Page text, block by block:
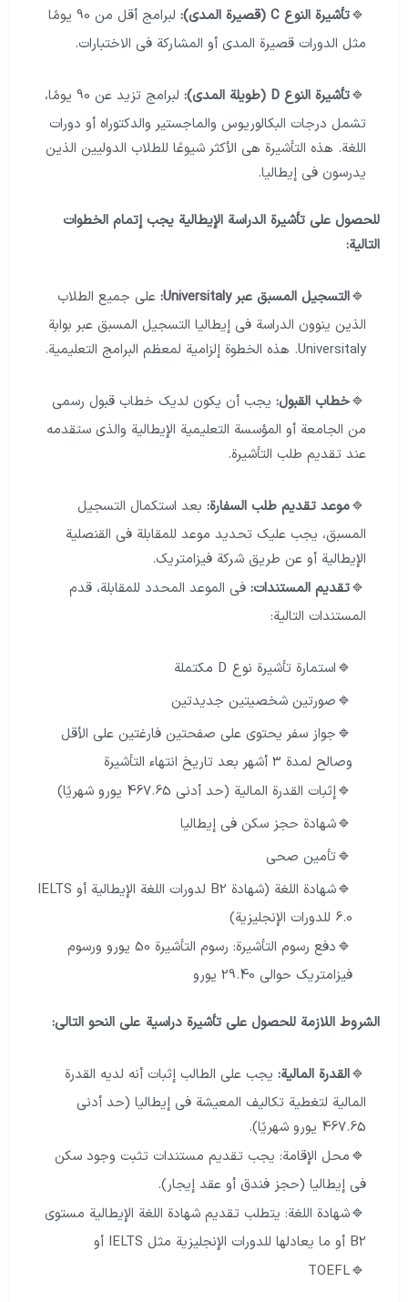
تأشيرة النوع (قصيرة المدى):
لبرامج أقل من 90 يومًا
مثل الدورات قصيرة المدى أو المشاركة في الاختبارات.
تأشيرة النوع (طويلة المدى):
لبرامج تزيد عن 90 يومًا،
تشمل درجات البكالوريوس والماجستير والدكتوراه أو دورات
اللغة. هذه التأشيرة هي الأكثر شيوعًا للطلاب الدوليين الذين
يدرسون في إيطاليا.
للحصول على تأشيرة الدراسة الإيطالية يجب إتمام الخطوات
التالية:
التسجيل المسبق عبر Universitaly:
على جميع الطلاب
الذين ينوون الدراسة في إيطاليا التسجيل المسبق عبر بوابة
Universitaly. هذه الخطوة إلزامية لمعظم البرامج التعليمية.
خطاب القبول: يجب أن يكون لديك خطاب قبول رسمي
من الجامعة أو المؤسسة التعليمية الإيطالية والذي ستقدمه
عند تقديم طلب التأشيرة.
موعد تقديم طلب السفارة: بعد استكمال التسجيل
المسبق، يجب عليك تحديد موعد للمقابلة في القنصلية
الإيطالية أو عن طريق شركة فيزامتريك.
تقديم المستندات: في الموعد المحدد للمقابلة، قدم
المستندات التالية:
استمارة تأشيرة نوع D مكتملة
صورتين شخصيتين جديدتين
جواز سفر يحتوي على صفحتين فارغتين على الأقل
وصالح لمدة 3 أشهر بعد تاريخ انتهاء التأشيرة
إثبات القدرة المالية (حد أدنى 467.65 يورو شهريًا)
شهادة حجز سكن في إيطاليا
تأمين صحي
شهادة اللغة (شهادة B2 لدورات اللغة الإيطالية أو IELTS
6.0 للدورات الإنجليزية)
دفع رسوم التأشيرة: رسوم التأشيرة 50 يورو ورسوم
فيزامتريك حوالي 29.40 يورو
الشروط اللازمة للحصول على تأشيرة دراسية على النحو التالي:
القدرة المالية: يجب على الطالب إثبات أنه لديه القدرة
المالية لتغطية تكاليف المعيشة في إيطاليا (حد أدنى
467.65 يورو شهريًا).
محل الإقامة: يجب تقديم مستندات تثبت وجود سكن
في إيطاليا (حجز فندق أو عقد إيجار).
شهادة اللغة: يتطلب تقديم شهادة اللغة الإيطالية مستوى
B2 أو ما يعادلها للدورات الإنجليزية مثل IELTS أو
TOEFL